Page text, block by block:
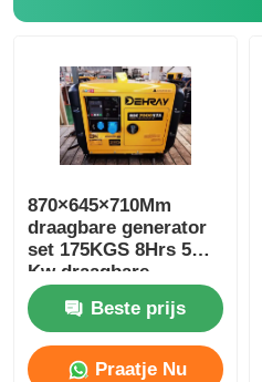
870×645×710Mm
draagbare generator
set 175KGS 8Hrs 5
Kw draagbare
generator
Beste prijs
Praatje Nu